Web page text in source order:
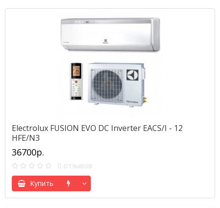
Electrolux FUSION EVO DC Inverter EACS/I - 12
HFE/N3
36700р.
0 отзывов
Купить